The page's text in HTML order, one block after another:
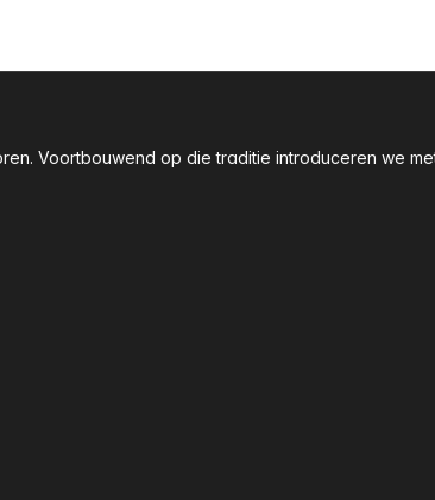
Voortbouwend op die traditie introduceren we